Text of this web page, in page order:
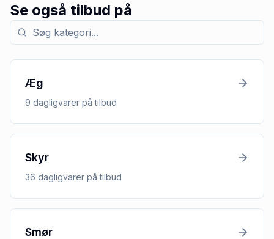
Se også tilbud på
Søg efter kategori med tilbud
Æg
9 dagligvarer på tilbud
Skyr
36 dagligvarer på tilbud
Smør